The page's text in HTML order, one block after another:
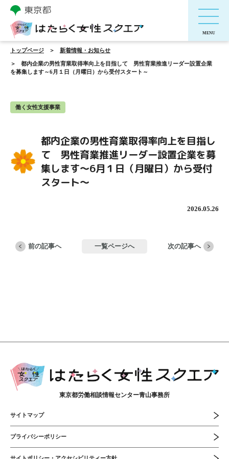
トップページ 新着情報・お知らせ
都内企業の男性育業取得率向上を目指して 男性育業推進リーダー設置企業
を募集します～6月１日（月曜日）から受付スタート～
働く女性支援事業
都内企業の男性育業取得率向上を目指し
て 男性育業推進リーダー設置企業を募
集します～6月１日（月曜日）から受付
スタート～
2026.05.26
前の記事へ 一覧ページへ 次の記事へ
東京都労働相談情報センター青山事務所
サイトマップ
プライバシーポリシー